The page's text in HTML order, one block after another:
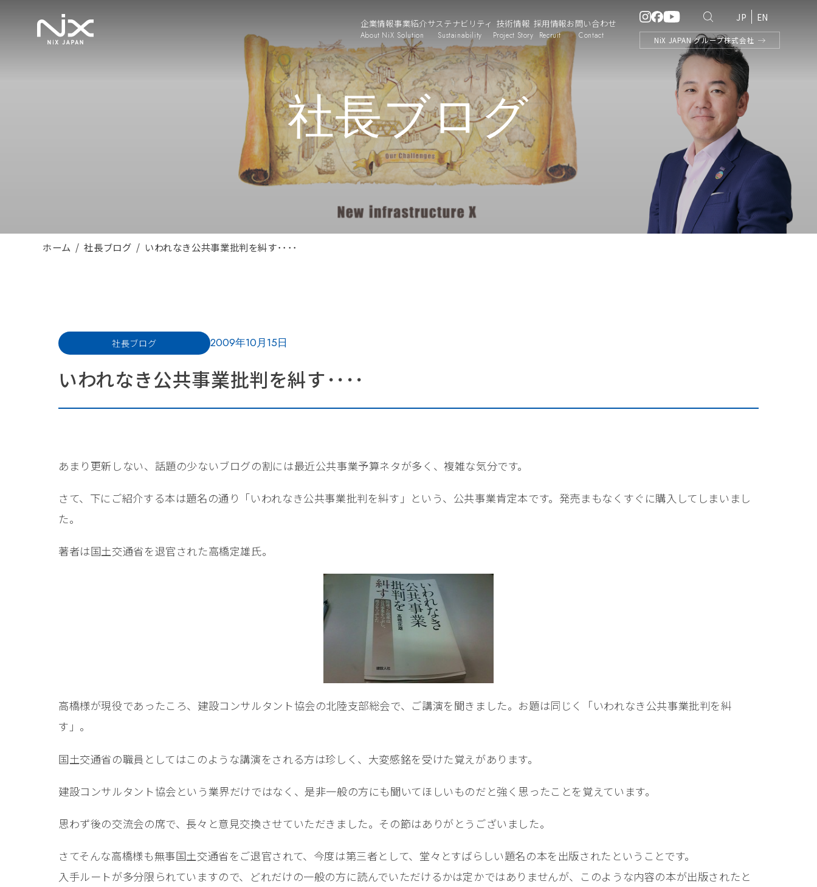
企業情報
About NiX
事業紹介
Solution
サステナビリティ
Sustainability
技術情報
Project Story
採用情報
Recruit
お問い合わせ
Contact
EN
JP
NiX JAPANグループ株式会社
社長ブログ
ホーム 社長ブログ いわれなき公共事業批判を糾す････
社長ブログ 2009年10月15日
いわれなき公共事業批判を糾す････
あまり更新しない、話題の少ないブログの割には最近公共事業予算ネタが多く、複雑な気分です。
さて、下にご紹介する本は題名の通り「いわれなき公共事業批判を糾す」という、公共事業肯定本です。発売まもなくすぐに購入してしまいまし
た。
著者は国土交通省を退官された高橋定雄氏。
高橋様が現役であったころ、建設コンサルタント協会の北陸支部総会で、ご講演を聞きました。お題は同じく「いわれなき公共事業批判を糾
す」。
国土交通省の職員としてはこのような講演をされる方は珍しく、大変感銘を受けた覚えがあります。
建設コンサルタント協会という業界だけではなく、是非一般の方にも聞いてほしいものだと強く思ったことを覚えています。
思わず後の交流会の席で、長々と意見交換させていただきました。その節はありがとうございました。
さてそんな高橋様も無事国土交通省をご退官されて、今度は第三者として、堂々とすばらしい題名の本を出版されたということです。
入手ルートが多分限られていますので、どれだけの一般の方に読んでいただけるかは定かではありませんが、このような内容の本が出版されたと